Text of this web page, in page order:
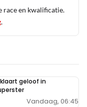
10 die er normaal
is woest,
is en dus veel beter
Leclerc door de
wijzen ze er
een echte vechter is
op Russell) itt
race en kwalificatie.
.
geloof in
Vandaag, 06:45